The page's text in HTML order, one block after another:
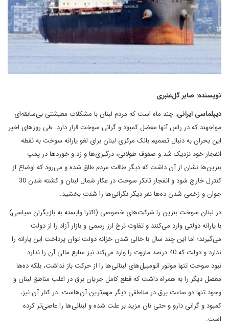
نویسنده: صابر گل‌عنبری
دیپلماسی ایرانی: چند ماه است که مردم لبنان با مشکلات معیشتی بی‌سابقه‌ای
مواجهند که در راس آنها معضل کمبود و گرانی سوخت قرار دارد. طی روزهای اخیر
این بحران به دنبال تصمیم بانک مرکزی لبنان برای لغو یارانه سوخت به نقطه
انفجار خود نزدیک شد و صفوف طولانی، درگیری‌ها و زد و خوردها در پمپ‌
بنزین‌ها نشان از آن داشت که دیگر طاقت مردم طاق شده و می‌رود که اوضاع از
کنترل خارج شود و انفجار تانکر سوخت در عکار شمال لبنان و کشته شدن 30
جوان و زخمی شدن ده‌ها نفر دیگر نگرانی‌ها را شدت بخشید.
در لبنان سوخت بنزین را شرکت‌های خصوصی (اکثرا وابسته به بازیگران سیاسی)
با یارانه دولتی وارد می‌کنند و تفاوت نرخ ارز رسمی و بازار آزاد را از دولت
می‌گیرند؛ اما این چند سال با خالی شدن خزانه دولت توان پرداخت این یارانه را
ندارد و دولت که 40 درصد مازوت را وارد می‌کند نیز منابع مالی آن را ندارد.
نبود سوخت تنها موتور اتومبیل‌های لبنانی‌ها را از حرکت باز نداشت، بلکه ده‌ها
معضل دیگر را به همراه داشت که قطع کامل جریان برق در اغلب مناطق لبنان و
وجود تنها دو ساعت برق در مناطقی دیگر مهم‌ترین آن‌هاست. در کنار آن نیز،
کمبود و گرانی دارو و حتی نان مزید بر علت شده و لبنانی‌ها را عاصی‌تر کرده
است.